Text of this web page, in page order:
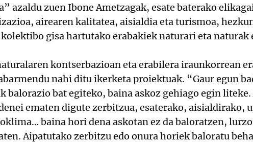
azaldu zuen Ibone Ametzagak, esate baterako
airearen kalitatea, aisialdia eta turismoa,
gisa hartutako erabakiek naturari eta
kontserbazioan eta erabilera iraunkorrean
nahi ditu ikerketa proiektuak. “Gaur egun
balorazio bat egiteko, baina askoz gehiago egin
ematen digute zerbitzua, esaterako, aisialdirako,
baina hori dena askotan ez da baloratzen,
Aipatutako zerbitzu edo onura horiek baloratu